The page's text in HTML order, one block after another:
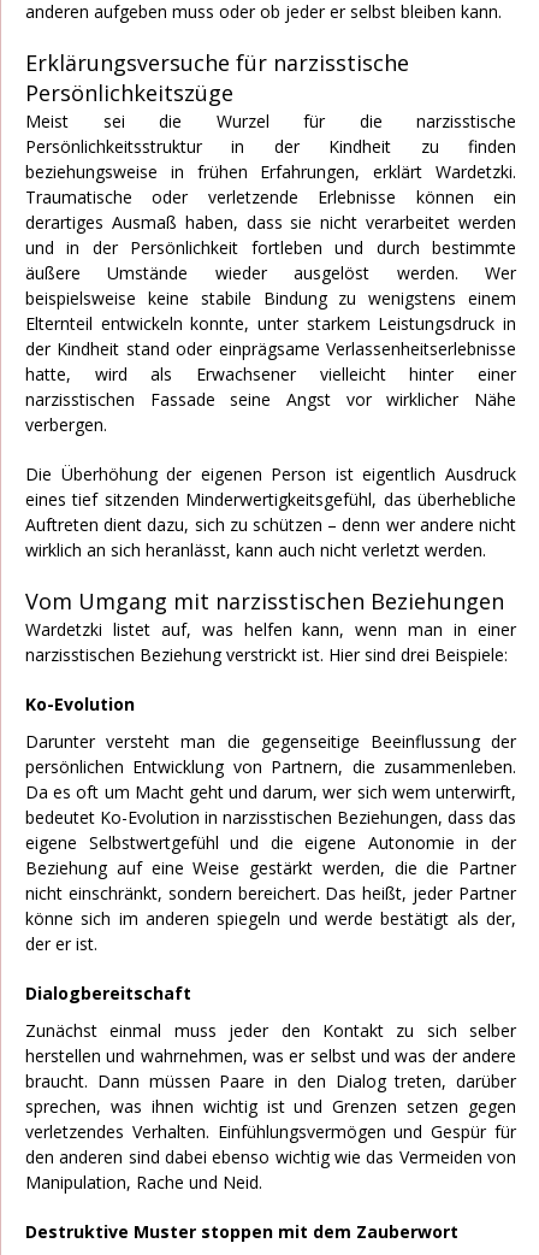
anderen aufgeben muss oder ob jeder er selbst bleiben kann.
Erklärungsversuche für narzisstische
Persönlichkeitszüge
Meist sei die Wurzel für die narzisstische
Persönlichkeitsstruktur in der Kindheit zu finden
beziehungsweise in frühen Erfahrungen, erklärt Wardetzki.
Traumatische oder verletzende Erlebnisse können ein
derartiges Ausmaß haben, dass sie nicht verarbeitet werden
und in der Persönlichkeit fortleben und durch bestimmte
äußere Umstände wieder ausgelöst werden. Wer
beispielsweise keine stabile Bindung zu wenigstens einem
Elternteil entwickeln konnte, unter starkem Leistungsdruck in
der Kindheit stand oder einprägsame Verlassenheitserlebnisse
hatte, wird als Erwachsener vielleicht hinter einer
narzisstischen Fassade seine Angst vor wirklicher Nähe
verbergen.
Die Überhöhung der eigenen Person ist eigentlich Ausdruck
eines tief sitzenden Minderwertigkeitsgefühl, das überhebliche
Auftreten dient dazu, sich zu schützen – denn wer andere nicht
wirklich an sich heranlässt, kann auch nicht verletzt werden.
Vom Umgang mit narzisstischen Beziehungen
Wardetzki listet auf, was helfen kann, wenn man in einer
narzisstischen Beziehung verstrickt ist. Hier sind drei Beispiele:
Ko-Evolution
Darunter versteht man die gegenseitige Beeinflussung der
persönlichen Entwicklung von Partnern, die zusammenleben.
Da es oft um Macht geht und darum, wer sich wem unterwirft,
bedeutet Ko-Evolution in narzisstischen Beziehungen, dass das
eigene Selbstwertgefühl und die eigene Autonomie in der
Beziehung auf eine Weise gestärkt werden, die die Partner
nicht einschränkt, sondern bereichert. Das heißt, jeder Partner
könne sich im anderen spiegeln und werde bestätigt als der,
der er ist.
Dialogbereitschaft
Zunächst einmal muss jeder den Kontakt zu sich selber
herstellen und wahrnehmen, was er selbst und was der andere
braucht. Dann müssen Paare in den Dialog treten, darüber
sprechen, was ihnen wichtig ist und Grenzen setzen gegen
verletzendes Verhalten. Einfühlungsvermögen und Gespür für
den anderen sind dabei ebenso wichtig wie das Vermeiden von
Manipulation, Rache und Neid.
Destruktive Muster stoppen mit dem Zauberwort